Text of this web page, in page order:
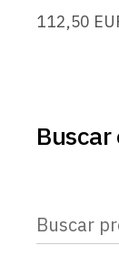
112,50
Buscar